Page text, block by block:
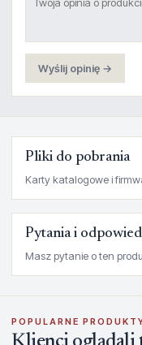
Wyślij opinię →
Pliki do pobrania
Karty katalogowe i
Pytania i
Masz pytanie o ten
POPULARNE